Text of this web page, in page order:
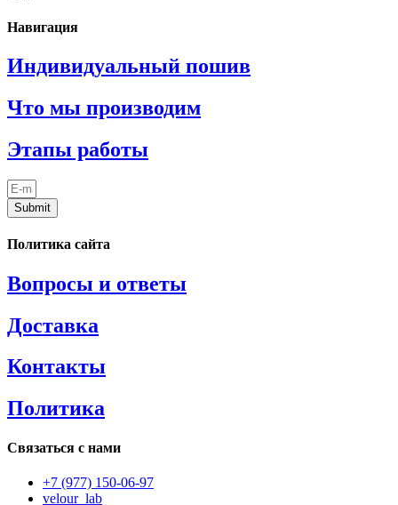
Навигация
Индивидуальный пошив
Что мы производим
Этапы работы
Submit
Политика сайта
Вопросы и ответы
Доставка
Контакты
Политика
Связаться с нами
+7 (977) 150-06-97
velour_lab